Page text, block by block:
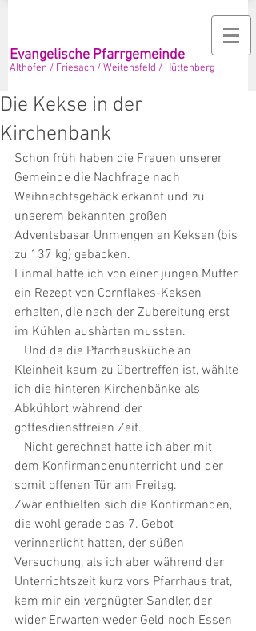
Evangelische Pfarrgemeinde
Althofen / Friesach / Weitensfeld / Hüttenberg
Die Kekse in der
Kirchenbank
Schon früh haben die Frauen unserer
Gemeinde die Nachfrage nach
Weihnachtsgebäck erkannt und zu
unserem bekannten großen
Adventsbasar Unmengen an Keksen (bis
zu 137 kg) gebacken.
Einmal hatte ich von einer jungen Mutter
ein Rezept von Cornflakes-Keksen
erhalten, die nach der Zubereitung erst
im Kühlen aushärten mussten.
Kleinheit kaum zu übertreffen ist, wählte
ich die hinteren Kirchenbänke als
Abkühlort während der
gottesdienstfreien Zeit.
dem Konfirmandenunterricht und der
somit offenen Tür am Freitag.
Zwar enthielten sich die Konfirmanden,
die wohl gerade das 7. Gebot
verinnerlicht hatten, der süßen
Versuchung, als ich aber während der
Unterrichtszeit kurz vors Pfarrhaus trat,
kam mir ein vergnügter Sandler, der
wider Erwarten weder Geld noch Essen